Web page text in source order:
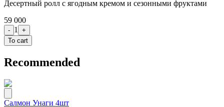
Десертный ролл с ягодным кремом и сезонными фруктами
59 000
- 1
+
To cart
Recommended
Салмон Унаги 4шт